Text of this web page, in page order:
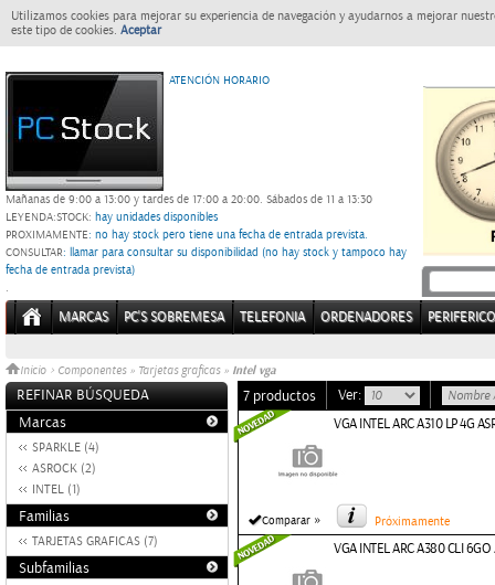
Utilizamos cookies para mejorar su experiencia de navegación y ayudarnos a mejorar
este tipo de cookies. Aceptar
ATENCIÓN HORARIO
Mañanas de 9:00 a 13:00 y tardes de 17:00 a 20:00. Sábados de 11 a 13:30
LEYENDA:STOCK: hay unidades disponibles
PROXIMAMENTE: no hay stock pero tiene una fecha de entrada prevista.
CONSULTAR: llamar para consultar su disponibilidad (no hay stock y tampoco hay
fecha de entrada prevista)
.
MARCAS PC'S SOBREMESA TELEFONIA ORDENADORES
Inicio > Componentes » Tarjetas graficas » Intel vga
REFINAR BÚSQUEDA
Marcas
SPARKLE (4)
ASROCK (2)
INTEL (1)
Familias
TARJETAS GRAFICAS (7)
Subfamilias
7 productos Ver:
Comparar »
VGA INTEL ARC A310 LP 4G
Próximamente
VGA INTEL ARC A380 CLI 6GO